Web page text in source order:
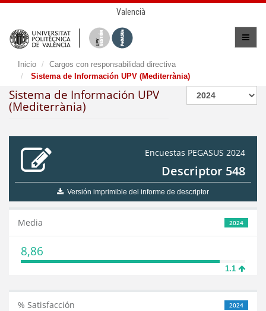
Valencià
Inicio
Cargos con responsabilidad directiva
Sistema de Información UPV (Mediterrània)
Sistema de Información UPV
(Mediterrània)
Encuestas PEGASUS 2024
Descriptor 548
Versión imprimible del informe de descriptor
2024
Media
8,86
1.1
2024
% Satisfacción